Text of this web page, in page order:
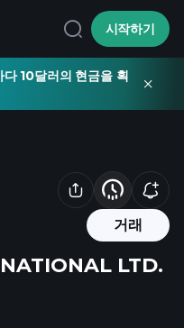
시작하기
10달러의 현금을 획
거래
LTD.